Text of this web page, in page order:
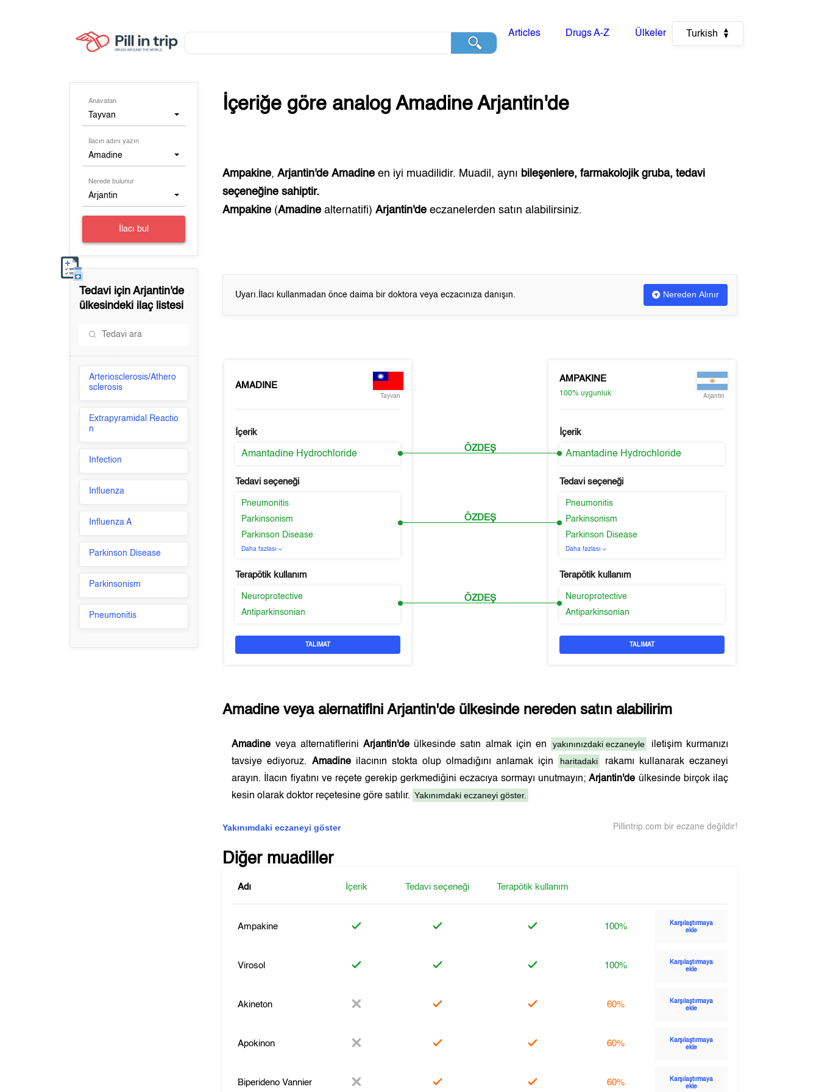
Articles Drugs A-Z Ülkeler Turkish
Anavatan
Tayvan
İlacın adını yazın
Amadine
Nerede bulunur
Arjantin
İlacı bul
Tedavi içinArjantin'de
ülkesindeki ilaç listesi
Arteriosclerosis/Athero
sclerosis
Extrapyramidal Reactio
n
Infection
Influenza
Influenza A
Parkinson Disease
Parkinsonism
Pneumonitis
İçeriğe göre analogAmadine Arjantin'de
Ampakine,Arjantin'de Amadine en iyi muadilidir. Muadil, aynı bileşenlere, farmakolojik gruba, tedavi
seçeneğine sahiptir.
Ampakine (Amadine alternatifi)Arjantin'de eczanelerden satın alabilirsiniz.
Uyarı.İlacı kullanmadan önce daima bir doktora veya eczacınıza danışın. Nereden Alınır
AMADINE
Tayvan
İçerik
Amantadine Hydrochloride
Tedavi seçeneği
Pneumonitis
Parkinsonism
Parkinson Disease
Daha fazlası
Terapötik kullanım
Neuroprotective
Antiparkinsonian
TALIMAT
ÖZDEŞ
ÖZDEŞ
ÖZDEŞ
AMPAKINE
100% uygunluk Arjantin
İçerik
Amantadine Hydrochloride
Tedavi seçeneği
Pneumonitis
Parkinsonism
Parkinson Disease
Daha fazlası
Terapötik kullanım
Neuroprotective
Antiparkinsonian
TALIMAT
Amadineveya alernatifiniArjantin'deülkesinde nereden satın alabilirim
Amadine veya alternatiflerini Arjantin'de ülkesinde satın almak için en yakınınızdaki eczaneyle
iletişim kurmanızı
tavsiye ediyoruz. Amadineilacının stokta olup olmadığını anlamak için haritadaki
rakamı kullanarak eczaneyi
arayın. İlacın fiyatını ve reçete gerekip gerkmediğini eczacıya sormayı unutmayın;Arjantin'de ülkesinde birçok ilaç
kesin olarak doktor reçetesine göre satılır. Yakınımdaki eczaneyi göster.
Yakınımdaki eczaneyi göster Pillintrip.com bir eczane değildir!
Diğer muadiller
Adı İçerik Tedavi seçeneği Terapötik kullanım
Ampakine 100%
Karşılaştırmaya
ekle
Virosol 100%
Karşılaştırmaya
ekle
Akineton 60%
Karşılaştırmaya
ekle
Apokinon 60%
Karşılaştırmaya
ekle
Biperideno Vannier 60%
Karşılaştırmaya
ekle